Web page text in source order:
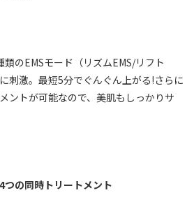
のEMSモード（リズムEMS/リフト
刺激。最短5分でぐんぐん上がる!さらに
ントが可能なので、美肌もしっかりサ
の同時トリートメント